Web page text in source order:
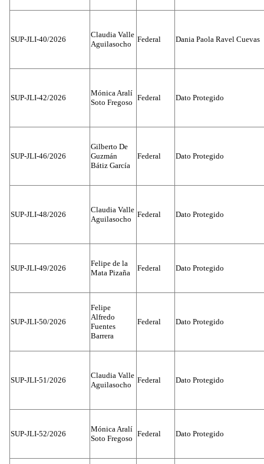
SUP-JLI-40/2026
Claudia Valle
Aguilasocho
Federal Dania Paola Ravel Cuevas
SUP-JLI-42/2026
Mónica Aralí
Soto Fregoso
Federal Dato Protegido
SUP-JLI-46/2026
Gilberto De
Guzmán
Bátiz García
Federal Dato Protegido
SUP-JLI-48/2026
Claudia Valle
Aguilasocho
Federal Dato Protegido
SUP-JLI-49/2026
Felipe de la
Mata Pizaña
Federal Dato Protegido
SUP-JLI-50/2026
Felipe
Alfredo
Fuentes
Barrera
Federal Dato Protegido
SUP-JLI-51/2026
Claudia Valle
Aguilasocho
Federal Dato Protegido
SUP-JLI-52/2026
Mónica Aralí
Soto Fregoso
Federal Dato Protegido